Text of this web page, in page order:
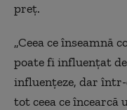
preț.
„Ceea ce înseamnă
poate fi influențat
influențeze, dar
tot ceea ce încearcă